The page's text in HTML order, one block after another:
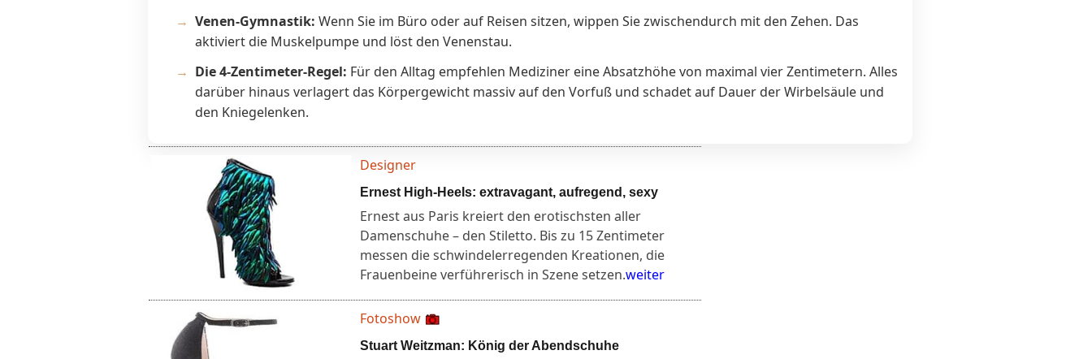
Venen-Gymnastik: Wenn Sie im Büro oder auf Reisen sitzen, wippen Sie zwischendurch mit den Zehen. Das
aktiviert die Muskelpumpe und löst den Venenstau.
Die 4-Zentimeter-Regel: Für den Alltag empfehlen Mediziner eine Absatzhöhe von maximal vier Zentimetern. Alles
darüber hinaus verlagert das Körpergewicht massiv auf den Vorfuß und schadet auf Dauer der Wirbelsäule und
den Kniegelenken.
Designer
Ernest High-Heels: extravagant, aufregend, sexy
Ernest aus Paris kreiert den erotischsten aller
Damenschuhe – den Stiletto. Bis zu 15 Zentimeter
messen die schwindelerregenden Kreationen, die
Frauenbeine verführerisch in Szene setzen.weiter
Fotoshow
Stuart Weitzman: König der Abendschuhe